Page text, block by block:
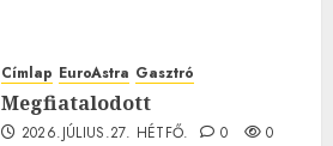
Címlap EuroAstra Gasztró
Megfiatalodott
2026.JÚLIUS.27. HÉTFŐ. 0 0